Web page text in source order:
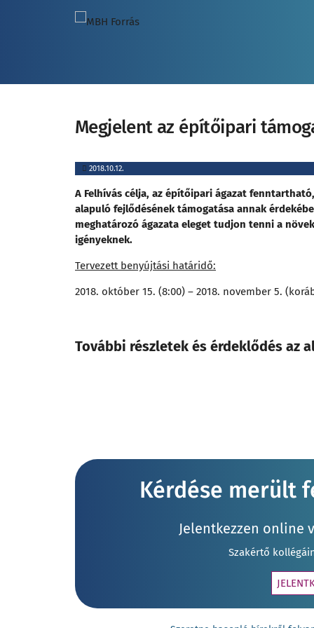
Megjelent az építőipari
2018.10.12.
A Felhívás célja, az építőipari ágazat
alapuló fejlődésének támogatása annak
meghatározó ágazata eleget tudjon tenni a
igényeknek.
Tervezett benyújtási határidő:
2018. október 15. (8:00) – 2018. november 5.
További részletek és érdeklődés az
Kérdése merült
Jelentkezzen online
Szakértő